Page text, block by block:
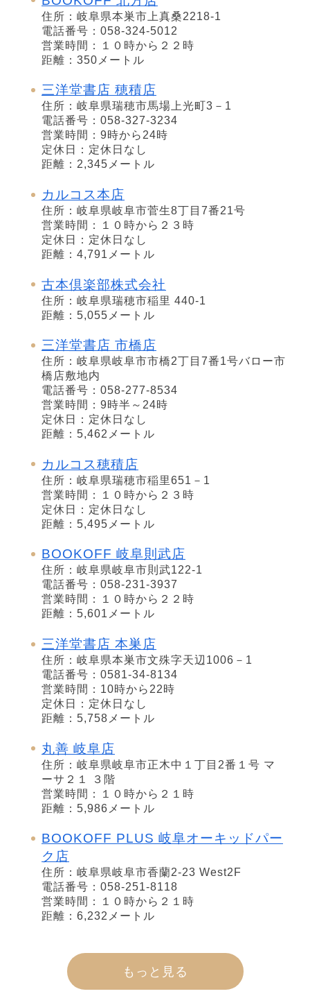
住所：岐阜県本巣市上真桑2218-1
電話番号：058-324-5012
営業時間：１０時から２２時
距離：350メートル
三洋堂書店 穂積店
住所：岐阜県瑞穂市馬場上光町3－1
電話番号：058-327-3234
営業時間：9時から24時
定休日：定休日なし
距離：2,345メートル
カルコス本店
住所：岐阜県岐阜市菅生8丁目7番21号
営業時間：１０時から２３時
定休日：定休日なし
距離：4,791メートル
古本倶楽部株式会社
住所：岐阜県瑞穂市稲里 440-1
距離：5,055メートル
三洋堂書店 市橋店
住所：岐阜県岐阜市市橋2丁目7番1号バロー市
橋店敷地内
電話番号：058-277-8534
営業時間：9時半～24時
定休日：定休日なし
距離：5,462メートル
カルコス穂積店
住所：岐阜県瑞穂市稲里651－1
営業時間：１０時から２３時
定休日：定休日なし
距離：5,495メートル
BOOKOFF 岐阜則武店
住所：岐阜県岐阜市則武122-1
電話番号：058-231-3937
営業時間：１０時から２２時
距離：5,601メートル
三洋堂書店 本巣店
住所：岐阜県本巣市文殊字天辺1006－1
電話番号：0581-34-8134
営業時間：10時から22時
定休日：定休日なし
距離：5,758メートル
丸善 岐阜店
住所：岐阜県岐阜市正木中１丁目2番１号 マ
ーサ２１ ３階
営業時間：１０時から２１時
距離：5,986メートル
BOOKOFF PLUS 岐阜オーキッドパー
ク店
住所：岐阜県岐阜市香蘭2-23 West2F
電話番号：058-251-8118
営業時間：１０時から２１時
距離：6,232メートル
もっと見る